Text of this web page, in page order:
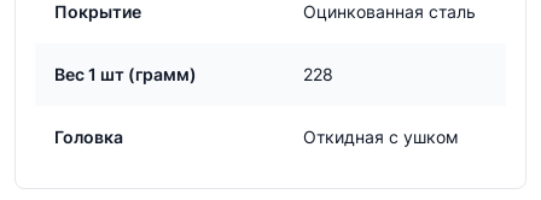
Покрытие Оцинкованная сталь
Вес 1 шт (грамм) 228
Головка Откидная с ушком